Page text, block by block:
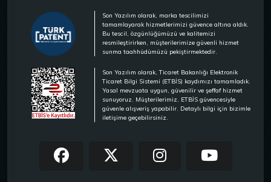
Son Yazılım olarak, marka tescilimizi
tamamlayarak hizmetlerimizi güvence altına aldık.
Bu tescil, özgünlüğümüzü ve kalitemizi
resmileştirirken, müşterilerimize güvenli hizmet
sunma taahhüdümüzü pekiştirmektedir.
Son Yazılım olarak, Ticaret Bakanlığı Elektronik
Ticaret Bilgi Sistemi (ETBİS) kaydımızı tamamladık.
Yasal mevzuata uygun, güvenilir ve şeffaf hizmet
sunuyoruz. Müşterilerimiz, ETBİS güvencesiyle
güvenle alışveriş yapabilir. Detaylı bilgi için bizimle
iletişime geçebilirsiniz.